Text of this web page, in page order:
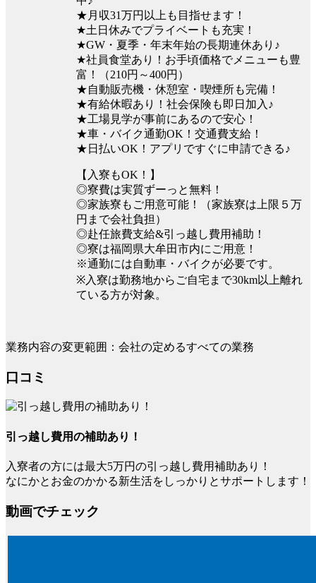
★月収31万円以上も目指せます！
★土日休みでプライベートも充実！
★GW・夏季・年末年始の長期連休あり♪
★社員食堂あり！お手頃価格でメニューも豊
富！（210円～400円）
★自動販売機・休憩室・喫煙所も完備！
★有給休暇あり！社会保険も即日加入♪
★工場見学が事前にあるので安心！
★車・バイク通勤OK！交通費支給！
★日払いOK！アプリですぐに申請できる♪
【入寮もOK！】
◎寮費は実質ずーっと無料！
◎家族寮もご用意可能！（家族寮は上限５万
円まで会社負担）
◎赴任旅費支給&引っ越し費用補助！
◎寮は福岡県大牟田市内にご用意！
※通勤には自動車・バイクが必要です。
※入寮は勤務地からご自宅まで30km以上離れ
ている方が対象。
業務内容の変更範囲：会社の定めるすべての業務
口コミ
引っ越し費用の補助あり！
入寮者の方には最大5万円の引っ越し費用補助あり！
なにかとお金のかかる新生活をしっかりとサポートします！
動画でチェック